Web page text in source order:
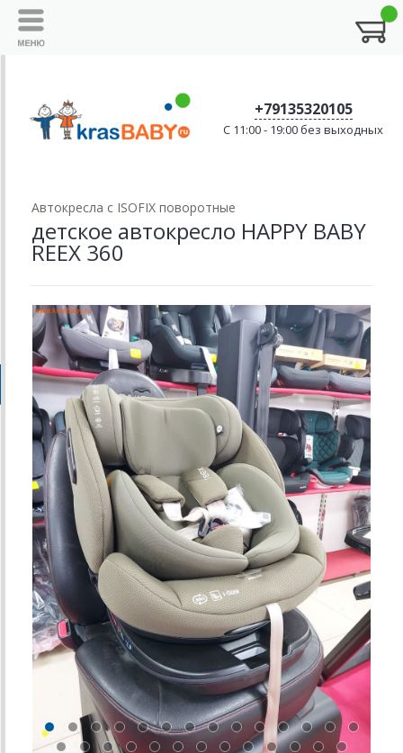
+79135320105
C 11:00 - 19:00 без выходных
Автокресла с ISOFIX поворотные
детское автокресло HAPPY BABY
REEX 360